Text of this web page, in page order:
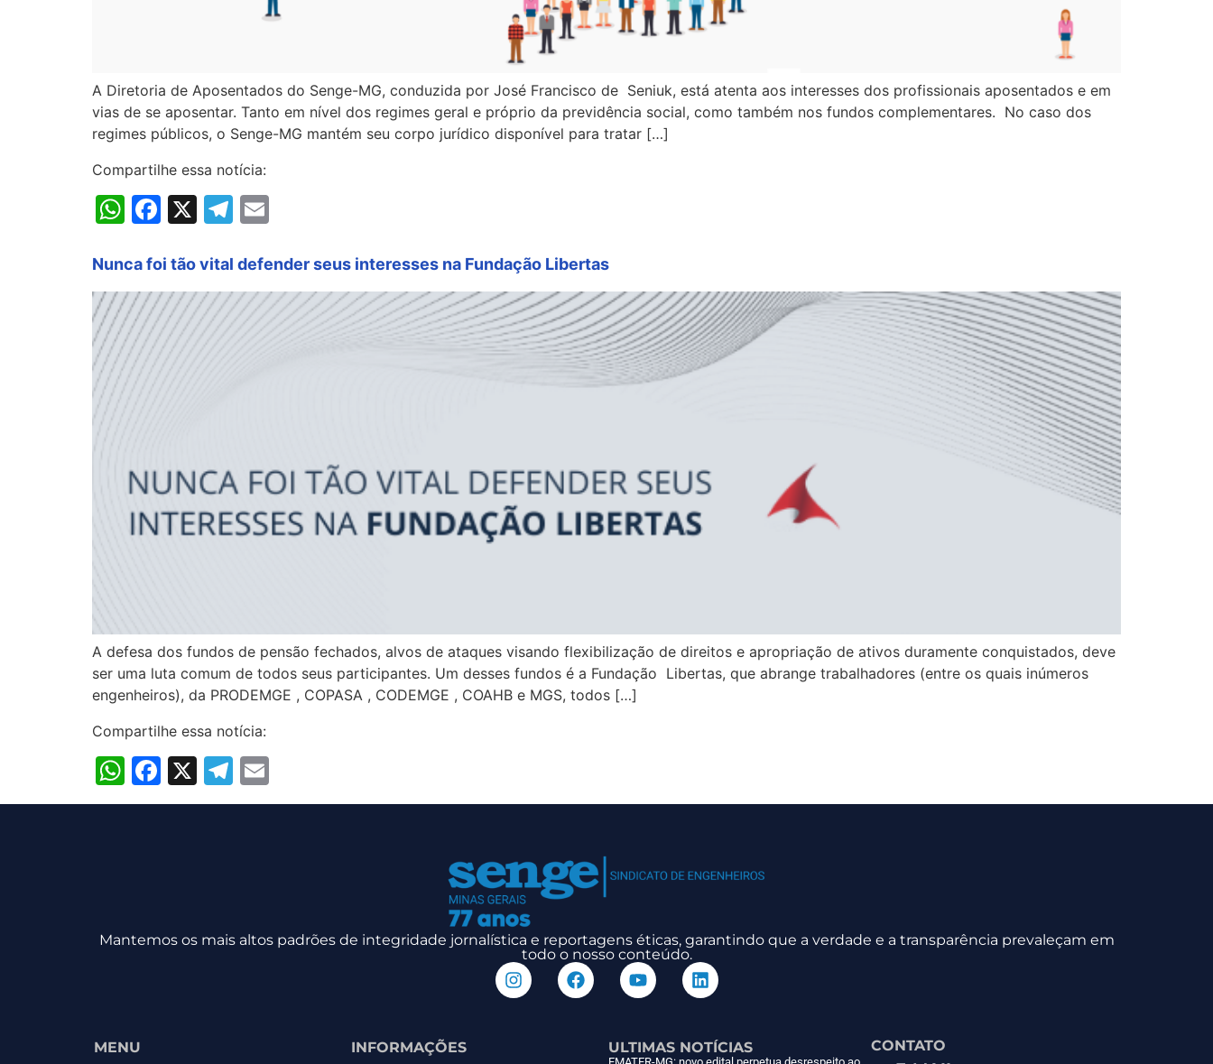
A Diretoria de Aposentados do Senge-MG, conduzida por José Francisco de Seniuk, está atenta aos interesses dos profissionais aposentados e em
vias de se aposentar. Tanto em nível dos regimes geral e próprio da previdência social, como também nos fundos complementares. No caso dos
regimes públicos, o Senge-MG mantém seu corpo jurídico disponível para tratar […]
Compartilhe essa notícia:
WhatsApp
Facebook
X Telegram
Nunca foi tão vital defender seus interesses na Fundação Libertas
A defesa dos fundos de pensão fechados, alvos de ataques visando flexibilização de direitos e apropriação de ativos duramente conquistados, deve
ser uma luta comum de todos seus participantes. Um desses fundos é a Fundação Libertas, que abrange trabalhadores (entre os quais inúmeros
engenheiros), da PRODEMGE , COPASA , CODEMGE , COAHB e MGS, todos […]
Compartilhe essa notícia:
WhatsApp
Facebook
X Telegram
Mantemos os mais altos padrões de integridade jornalística e reportagens éticas, garantindo que a verdade e a transparência prevaleçam em
todo o nosso conteúdo.
MENU INFORMAÇÕES ULTIMAS NOTÍCIAS CONTATO